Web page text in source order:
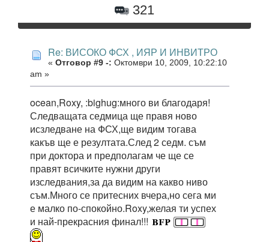
321
Re: ВИСОКО ФСХ , ИЯР И ИНВИТРО
« Отговор #9 -: Октомври 10, 2009, 10:22:10
am »
ocean,Roxy, :bighug:много ви благодаря!
Следващата седмица ще правя ново
исзледване на ФСХ,ще видим тогава
какъв ще е резултата.След 2 седм. съм
при доктора и предполагам че ще се
правят всичките нужни други
изследвания,за да видим на какво ниво
съм.Много се притесних вчера,но сега ми
е малко по-спокойно.Roxy,желая ти успех
и най-прекрасния финал!!!